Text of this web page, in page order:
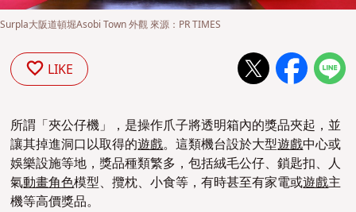
Surpla大阪道頓堀Asobi Town 外觀 來源：PR TIMES
LIKE
所謂「夾公仔機」，是操作爪子將透明箱內的獎品夾起，並
讓其掉進洞口以取得的遊戲。這類機台設於大型遊戲中心或
娛樂設施等地 ，獎品種類繁多，包括絨毛公仔、鎖匙扣、人
氣動畫角色模型、攬枕、小食等，有時甚至有家電或遊戲主
機等高價獎品。